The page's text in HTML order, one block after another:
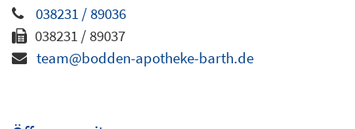
038231 / 89036
038231 / 89037
team@bodden-apotheke-barth.de